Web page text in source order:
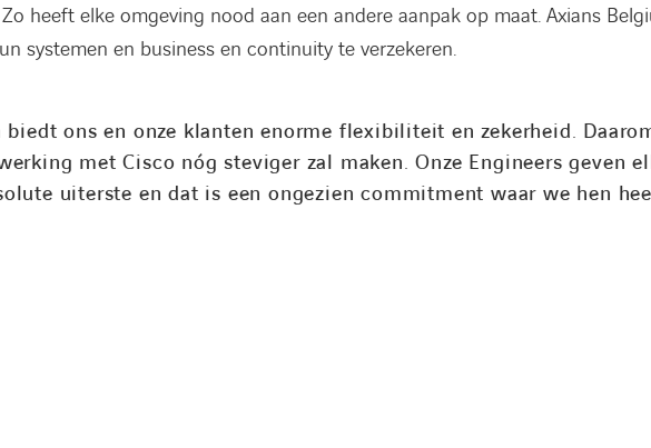
heeft elke omgeving nood aan een andere aanpak op maat. Axians
systemen en business en continuity te verzekeren.
ons en onze klanten enorme flexibiliteit en zekerheid.
met Cisco nóg steviger zal maken. Onze Engineers geven
uiterste en dat is een ongezien commitment waar we hen